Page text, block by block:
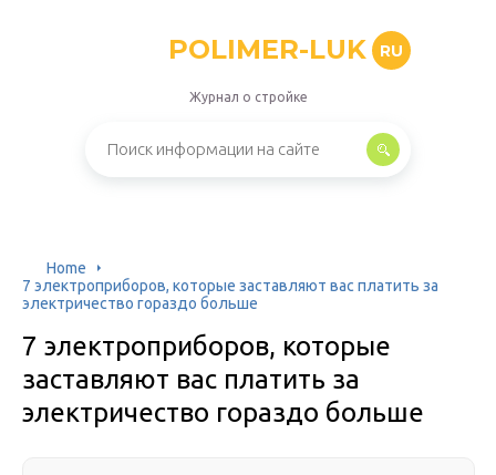
POLIMER-LUK RU
Журнал о стройке
Home
7 электроприборов, которые заставляют вас платить за
электричество гораздо больше
7 электроприборов, которые
заставляют вас платить за
электричество гораздо больше